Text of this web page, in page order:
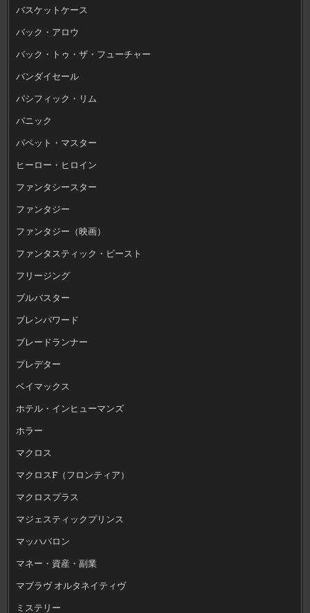
バスケットケース
バック・アロウ
バック・トゥ・ザ・フューチャー
バンダイセール
パシフィック・リム
パニック
パペット・マスター
ヒーロー・ヒロイン
ファンタシースター
ファンタジー
ファンタジー（映画）
ファンタスティック・ビースト
フリージング
ブルバスター
ブレンパワード
ブレードランナー
プレデター
ベイマックス
ホテル・インヒューマンズ
ホラー
マクロス
マクロスF（フロンティア）
マクロスプラス
マジェスティックプリンス
マッハバロン
マネー・資産・副業
マブラヴ オルタネイティヴ
ミステリー